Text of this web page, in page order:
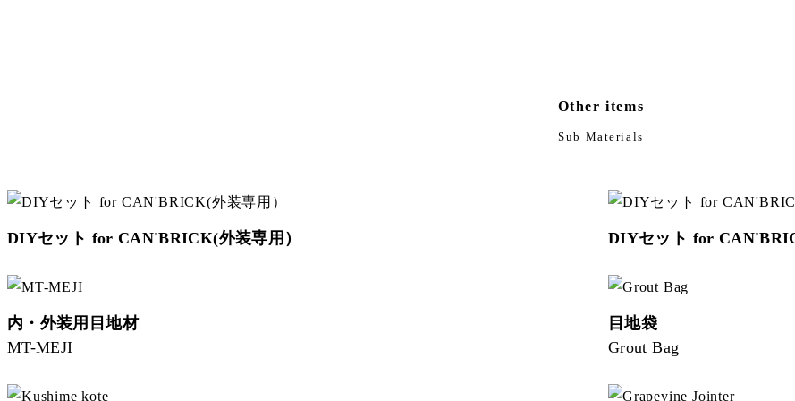
Other items
Sub Materials
DIYセット for CAN'BRICK(外装専用） DIYセット for
内・外装用目地材
MT-MEJI
目地袋
Grout Bag